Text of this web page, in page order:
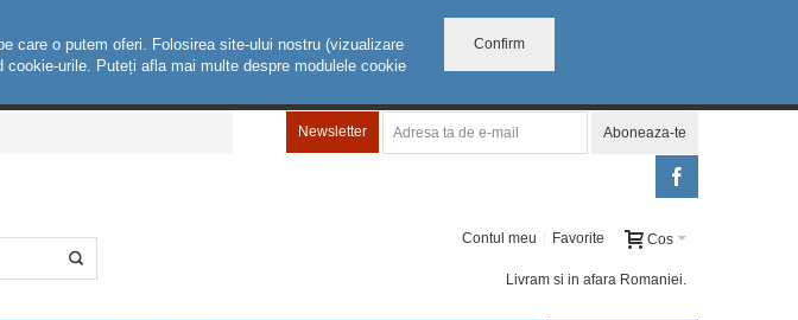
care o putem oferi. Folosirea site-ului nostru (vizualizare
urile. Puteți afla mai multe despre modulele cookie
Confirm
Newsletter Aboneaza-te
Cos
Contul meu Favorite
Livram si in afara Romaniei.